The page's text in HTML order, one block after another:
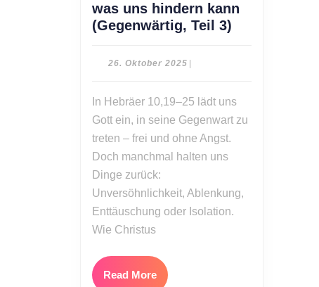
was uns hindern kann
(Gegenwärtig, Teil 3)
und
was
(Gegenwärtig,
Teil
26. Oktober 2025 26.
In Hebräer 10,19–25 lädt uns
Gott ein, in seine Gegenwart zu
treten – frei und ohne Angst.
Doch manchmal halten uns
Dinge zurück:
Unversöhnlichkeit, Ablenkung,
Enttäuschung oder Isolation.
Wie Christus
Read MoreRead